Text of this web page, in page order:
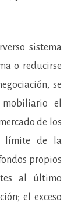
sistema
o reducirse
se
el
de los
límite de la
propios
al último
el exceso